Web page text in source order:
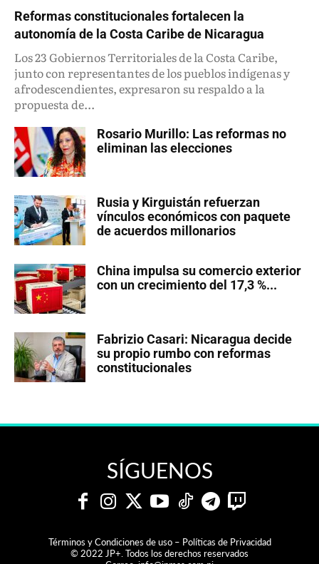
Reformas constitucionales fortalecen la
autonomía de la Costa Caribe de Nicaragua
Los 23 Gobiernos Territoriales de la Costa Caribe,
junto con representantes de los pueblos indígenas y
afrodescendientes, expresaron su respaldo a la
propuesta de...
Rosario Murillo: Las reformas no
eliminan las elecciones
Rusia y Kirguistán refuerzan
vínculos económicos con paquete
de acuerdos millonarios
China impulsa su comercio exterior
con un crecimiento del 17,3 %...
Fabrizio Casari: Nicaragua decide
su propio rumbo con reformas
constitucionales
SÍGUENOS
Términos y Condiciones de uso – Políticas de Privacidad
© 2022 JP+. Todos los derechos reservados